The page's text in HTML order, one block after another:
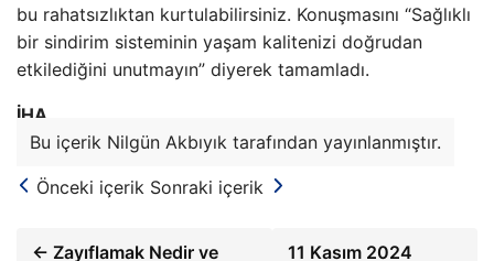
bu rahatsızlıktan kurtulabilirsiniz. Konuşmasını “Sağlıklı
bir sindirim sisteminin yaşam kalitenizi doğrudan
etkilediğini unutmayın” diyerek tamamladı.
İHA
Bu içerik Nilgün Akbıyık tarafından yayınlanmıştır.
Önceki içerik Sonraki içerik
← Zayıflamak Nedir ve 11 Kasım 2024